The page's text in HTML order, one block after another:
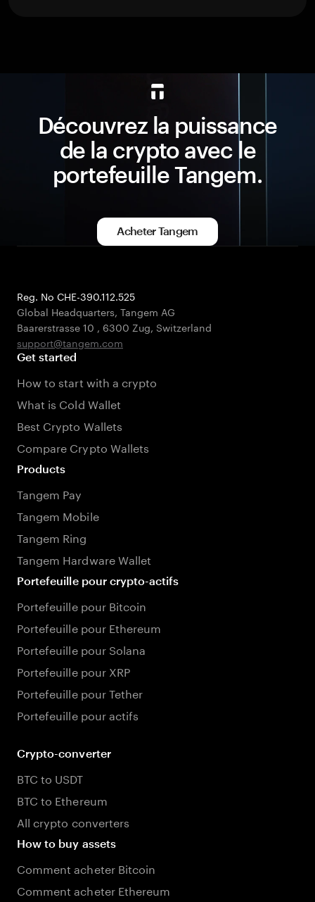
Découvrez la puissance
de la crypto avec le
portefeuille Tangem.
Acheter Tangem
Reg. No CHE-390.112.525
Global Headquarters, Tangem AG
Baarerstrasse 10 , 6300 Zug, Switzerland
support@tangem.com
Get started
How to start with a crypto
What is Cold Wallet
Best Crypto Wallets
Compare Crypto Wallets
Products
Tangem Pay
Tangem Mobile
Tangem Ring
Tangem Hardware Wallet
Portefeuille pour crypto-actifs
Portefeuille pour Bitcoin
Portefeuille pour Ethereum
Portefeuille pour Solana
Portefeuille pour XRP
Portefeuille pour Tether
Portefeuille pour actifs
Crypto-converter
BTC to USDT
BTC to Ethereum
All crypto converters
How to buy assets
Comment acheter Bitcoin
Comment acheter Ethereum